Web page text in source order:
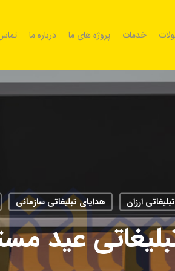
خدمات پروژه های ما درباره ما
ارزان هدایای تبلیغاتی سازمانی
عید